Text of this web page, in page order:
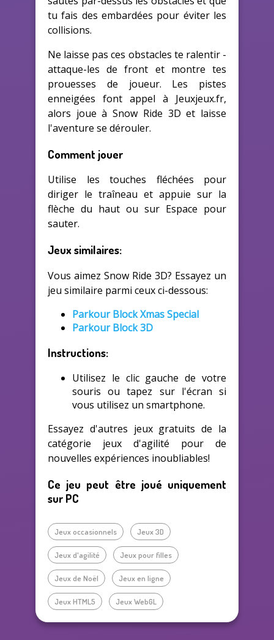
tu fais des embardées pour éviter les
collisions.
Ne laisse pas ces obstacles te ralentir -
attaque-les de front et montre tes
prouesses de joueur. Les pistes
enneigées font appel à Jeuxjeux.fr,
alors joue à Snow Ride 3D et laisse
l'aventure se dérouler.
Comment jouer
Utilise les touches fléchées pour
diriger le traîneau et appuie sur la
flèche du haut ou sur Espace pour
sauter.
Jeux similaires:
Vous aimez Snow Ride 3D? Essayez un
jeu similaire parmi ceux ci-dessous:
Parkour Block Xmas Special
Parkour Block 3D
Instructions:
Utilisez le clic gauche de votre
souris ou tapez sur l'écran si
vous utilisez un smartphone.
Essayez d'autres jeux gratuits de la
catégorie jeux d'agilité pour de
nouvelles expériences inoubliables!
Ce jeu peut être joué uniquement
sur PC
Jeux occasionnels Jeux 3D
Jeux d'agilité Jeux pour filles
Jeux de Noël Jeux en ligne
Jeux HTML5 Jeux WebGL